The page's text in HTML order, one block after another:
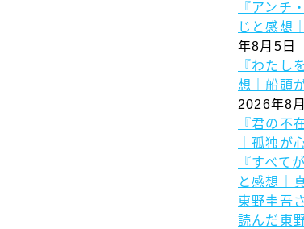
『アンチ
じと感想
年8月5日
『わたし
想｜船頭
2026年8
『君の不
｜孤独が
『すべて
と感想｜
東野圭吾
読んだ東